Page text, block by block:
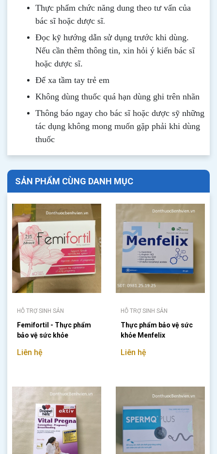
Thực phẩm chức năng dung theo tư vấn của
bác sĩ hoặc dược sĩ.
Đọc kỹ hướng dẫn sử dụng trước khi dùng.
Nếu cần thêm thông tin, xin hỏi ý kiến bác sĩ
hoặc dược sĩ.
Để xa tầm tay trẻ em
Không dùng thuốc quá hạn dùng ghi trên nhãn
Thông báo ngay cho bác sĩ hoặc dược sỹ những
tác dụng không mong muốn gặp phải khi dùng
thuốc
SẢN PHẨM CÙNG DANH MỤC
HỖ TRỢ SINH SẢN
Femifortil - Thực phẩm
bảo vệ sức khỏe
Liên hệ
HỖ TRỢ SINH SẢN
Thực phẩm bảo vệ sức
khỏe Menfelix
Liên hệ